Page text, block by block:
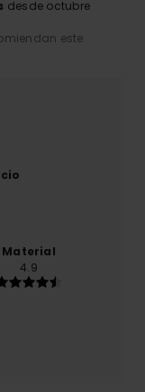
desde octubre
este
Material
4.9